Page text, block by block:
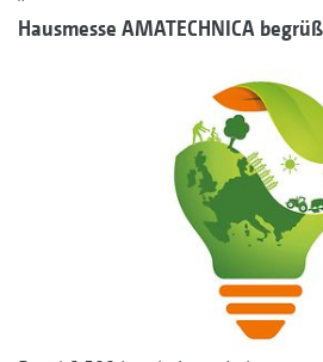
Hausmesse AMATECHNICA